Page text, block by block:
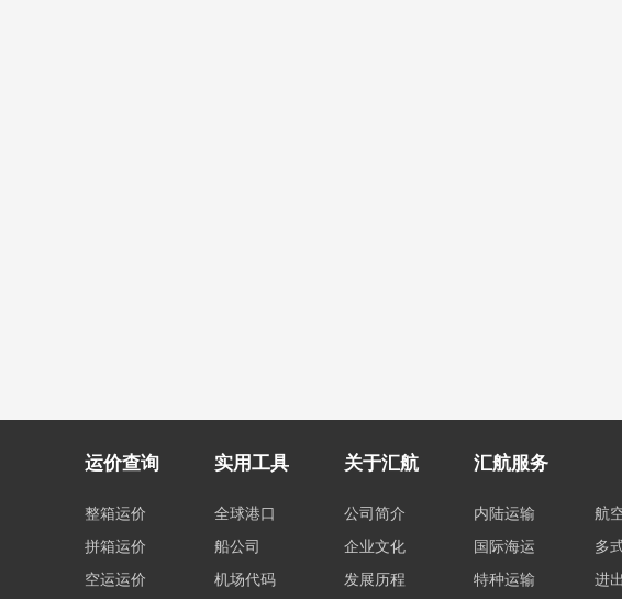
运价查询
整箱运价
拼箱运价
空运运价
实用工具
全球港口
船公司
机场代码
关于汇航
公司简介
企业文化
发展历程
汇航服务
内陆运输
航
国际海运
多
特种运输
进